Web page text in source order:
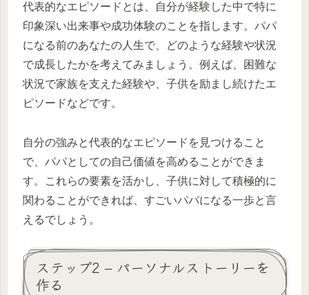
代表的なエピソードとは、自分が経験した中で特に
印象深い出来事や成功体験のことを指します。パパ
になる前のあなたの人生で、どのような経験や状況
で成長したかを考えてみましょう。例えば、困難な
状況で家族を支えた経験や、子供を励まし続けたエ
ピソードなどです。
自分の強みと代表的なエピソードを見つけること
で、パパとしての自己価値を高めることができま
す。これらの要素を活かし、子供に対して積極的に
関わることができれば、すごいパパになる一歩と言
えるでしょう。
ステップ2 – パーソナルストーリーを
作る